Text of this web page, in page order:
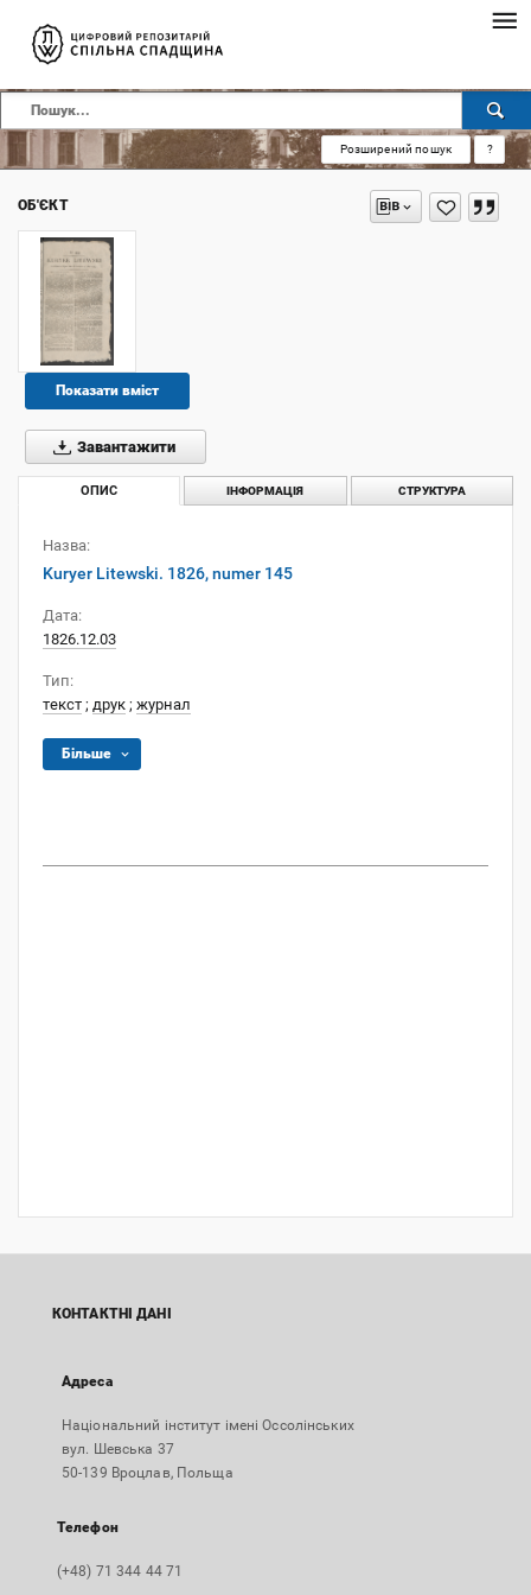
Розширений пошук ?
ОБ'ЄКТ
Показати вміст
Завантажити
ОПИС ІНФОРМАЦІЯ СТРУКТУРА
Назва:
Kuryer Litewski. 1826, numer 145
Дата:
1826.12.03
Тип:
текст ; друк ; журнал
Більше
КОНТАКТНІ ДАНІ
Адреса
Національний інститут імені Оссолінських
вул. Шевська 37
50-139 Вроцлав, Польща
Телефон
(+48) 71 344 44 71